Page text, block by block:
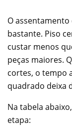
O
bastante. Piso
custar menos
peças maiores.
cortes, o tempo
quadrado deixa
Na tabela
etapa: